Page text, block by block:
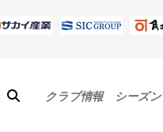
クラブ情報 シーズ